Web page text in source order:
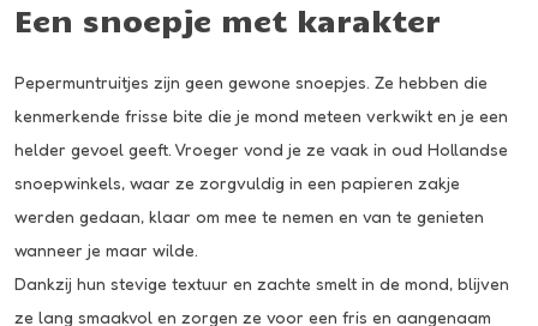
Een snoepje met karakter
Pepermuntruitjes zijn geen gewone snoepjes. Ze hebben die
kenmerkende frisse bite die je mond meteen verkwikt en je een
helder gevoel geeft. Vroeger vond je ze vaak in oud Hollandse
snoepwinkels, waar ze zorgvuldig in een papieren zakje
werden gedaan, klaar om mee te nemen en van te genieten
wanneer je maar wilde.
Dankzij hun stevige textuur en zachte smelt in de mond, blijven
ze lang smaakvol en zorgen ze voor een fris en aangenaam